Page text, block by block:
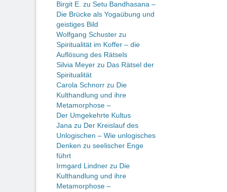
Birgit E. zu Setu Bandhasana –
Die Brücke als Yogaübung und
geistiges Bild
Wolfgang Schuster zu
Spiritualität im Koffer – die
Auflösung des Rätsels
Silvia Meyer zu Das Rätsel der
Spiritualität
Carola Schnorr zu Die
Kulthandlung und ihre
Metamorphose –
Der Umgekehrte Kultus
Jana zu Der Kreislauf des
Unlogischen – Wie unlogisches
Denken zu seelischer Enge
führt
Irmgard Lindner zu Die
Kulthandlung und ihre
Metamorphose –